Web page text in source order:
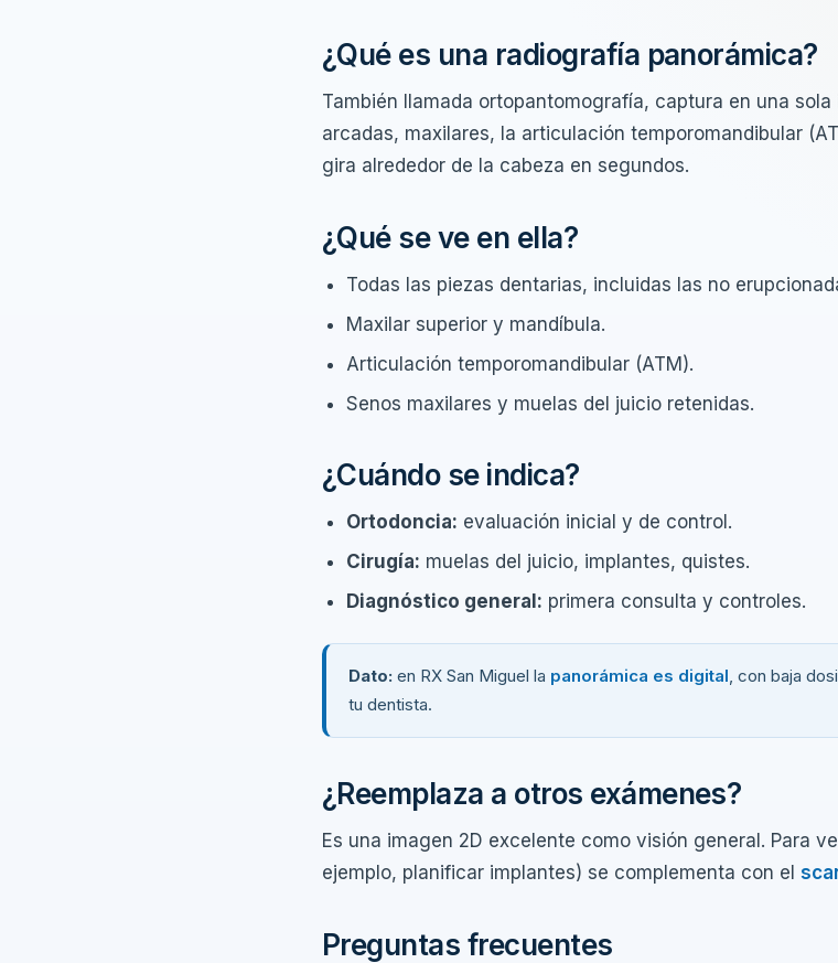
¿Qué es una radiografía panorámica?
También llamada ortopantomografía, captura en una
arcadas, maxilares, la articulación temporomandibular
gira alrededor de la cabeza en segundos.
¿Qué se ve en ella?
Todas las piezas dentarias, incluidas las no
Maxilar superior y mandíbula.
Articulación temporomandibular (ATM).
Senos maxilares y muelas del juicio retenidas.
¿Cuándo se indica?
Ortodoncia: evaluación inicial y de control.
Cirugía: muelas del juicio, implantes, quistes.
Diagnóstico general: primera consulta y controles.
Dato: en RX San Miguel la panorámica es digital , con baja
tu dentista.
¿Reemplaza a otros exámenes?
Es una imagen 2D excelente como visión general. Para
ejemplo, planificar implantes) se complementa con el
Preguntas frecuentes